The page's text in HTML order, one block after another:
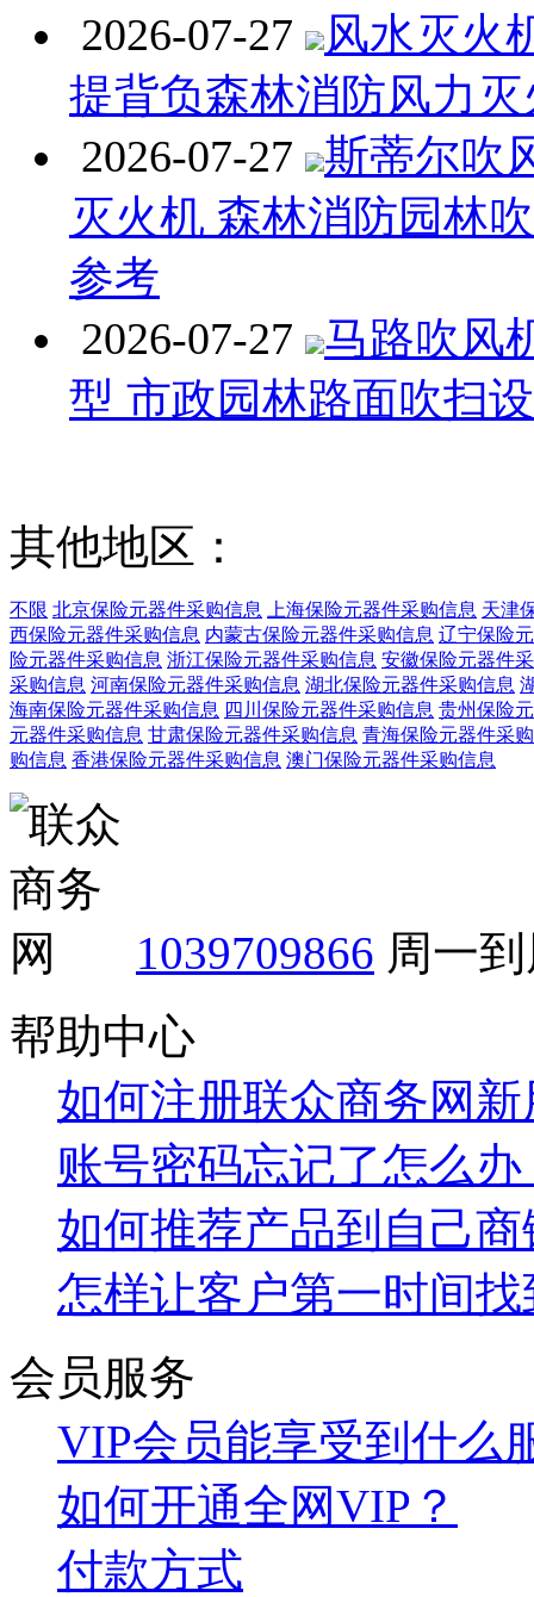
2026-07-27
风水灭火
提背负森林消防风力
2026-07-27
斯蒂尔吹
灭火机 森林消防园林
参考
2026-07-27
马路吹风
型 市政园林路面吹扫
其他地区：
不限 北京保险元器件采购信息 上海保险元器件采购信息 天津
西保险元器件采购信息 内蒙古保险元器件采购信息 辽宁保险
险元器件采购信息 浙江保险元器件采购信息 安徽保险元器件
采购信息 河南保险元器件采购信息 湖北保险元器件采购信息
海南保险元器件采购信息 四川保险元器件采购信息 贵州保险
元器件采购信息 甘肃保险元器件采购信息 青海保险元器件采
购信息 香港保险元器件采购信息 澳门保险元器件采购信息
1039709866 周一
帮助中心
如何注册联众商务网
账号密码忘记了怎么办
如何推荐产品到自己
怎样让客户第一时间
会员服务
VIP会员能享受到什么
如何开通全网VIP？
付款方式